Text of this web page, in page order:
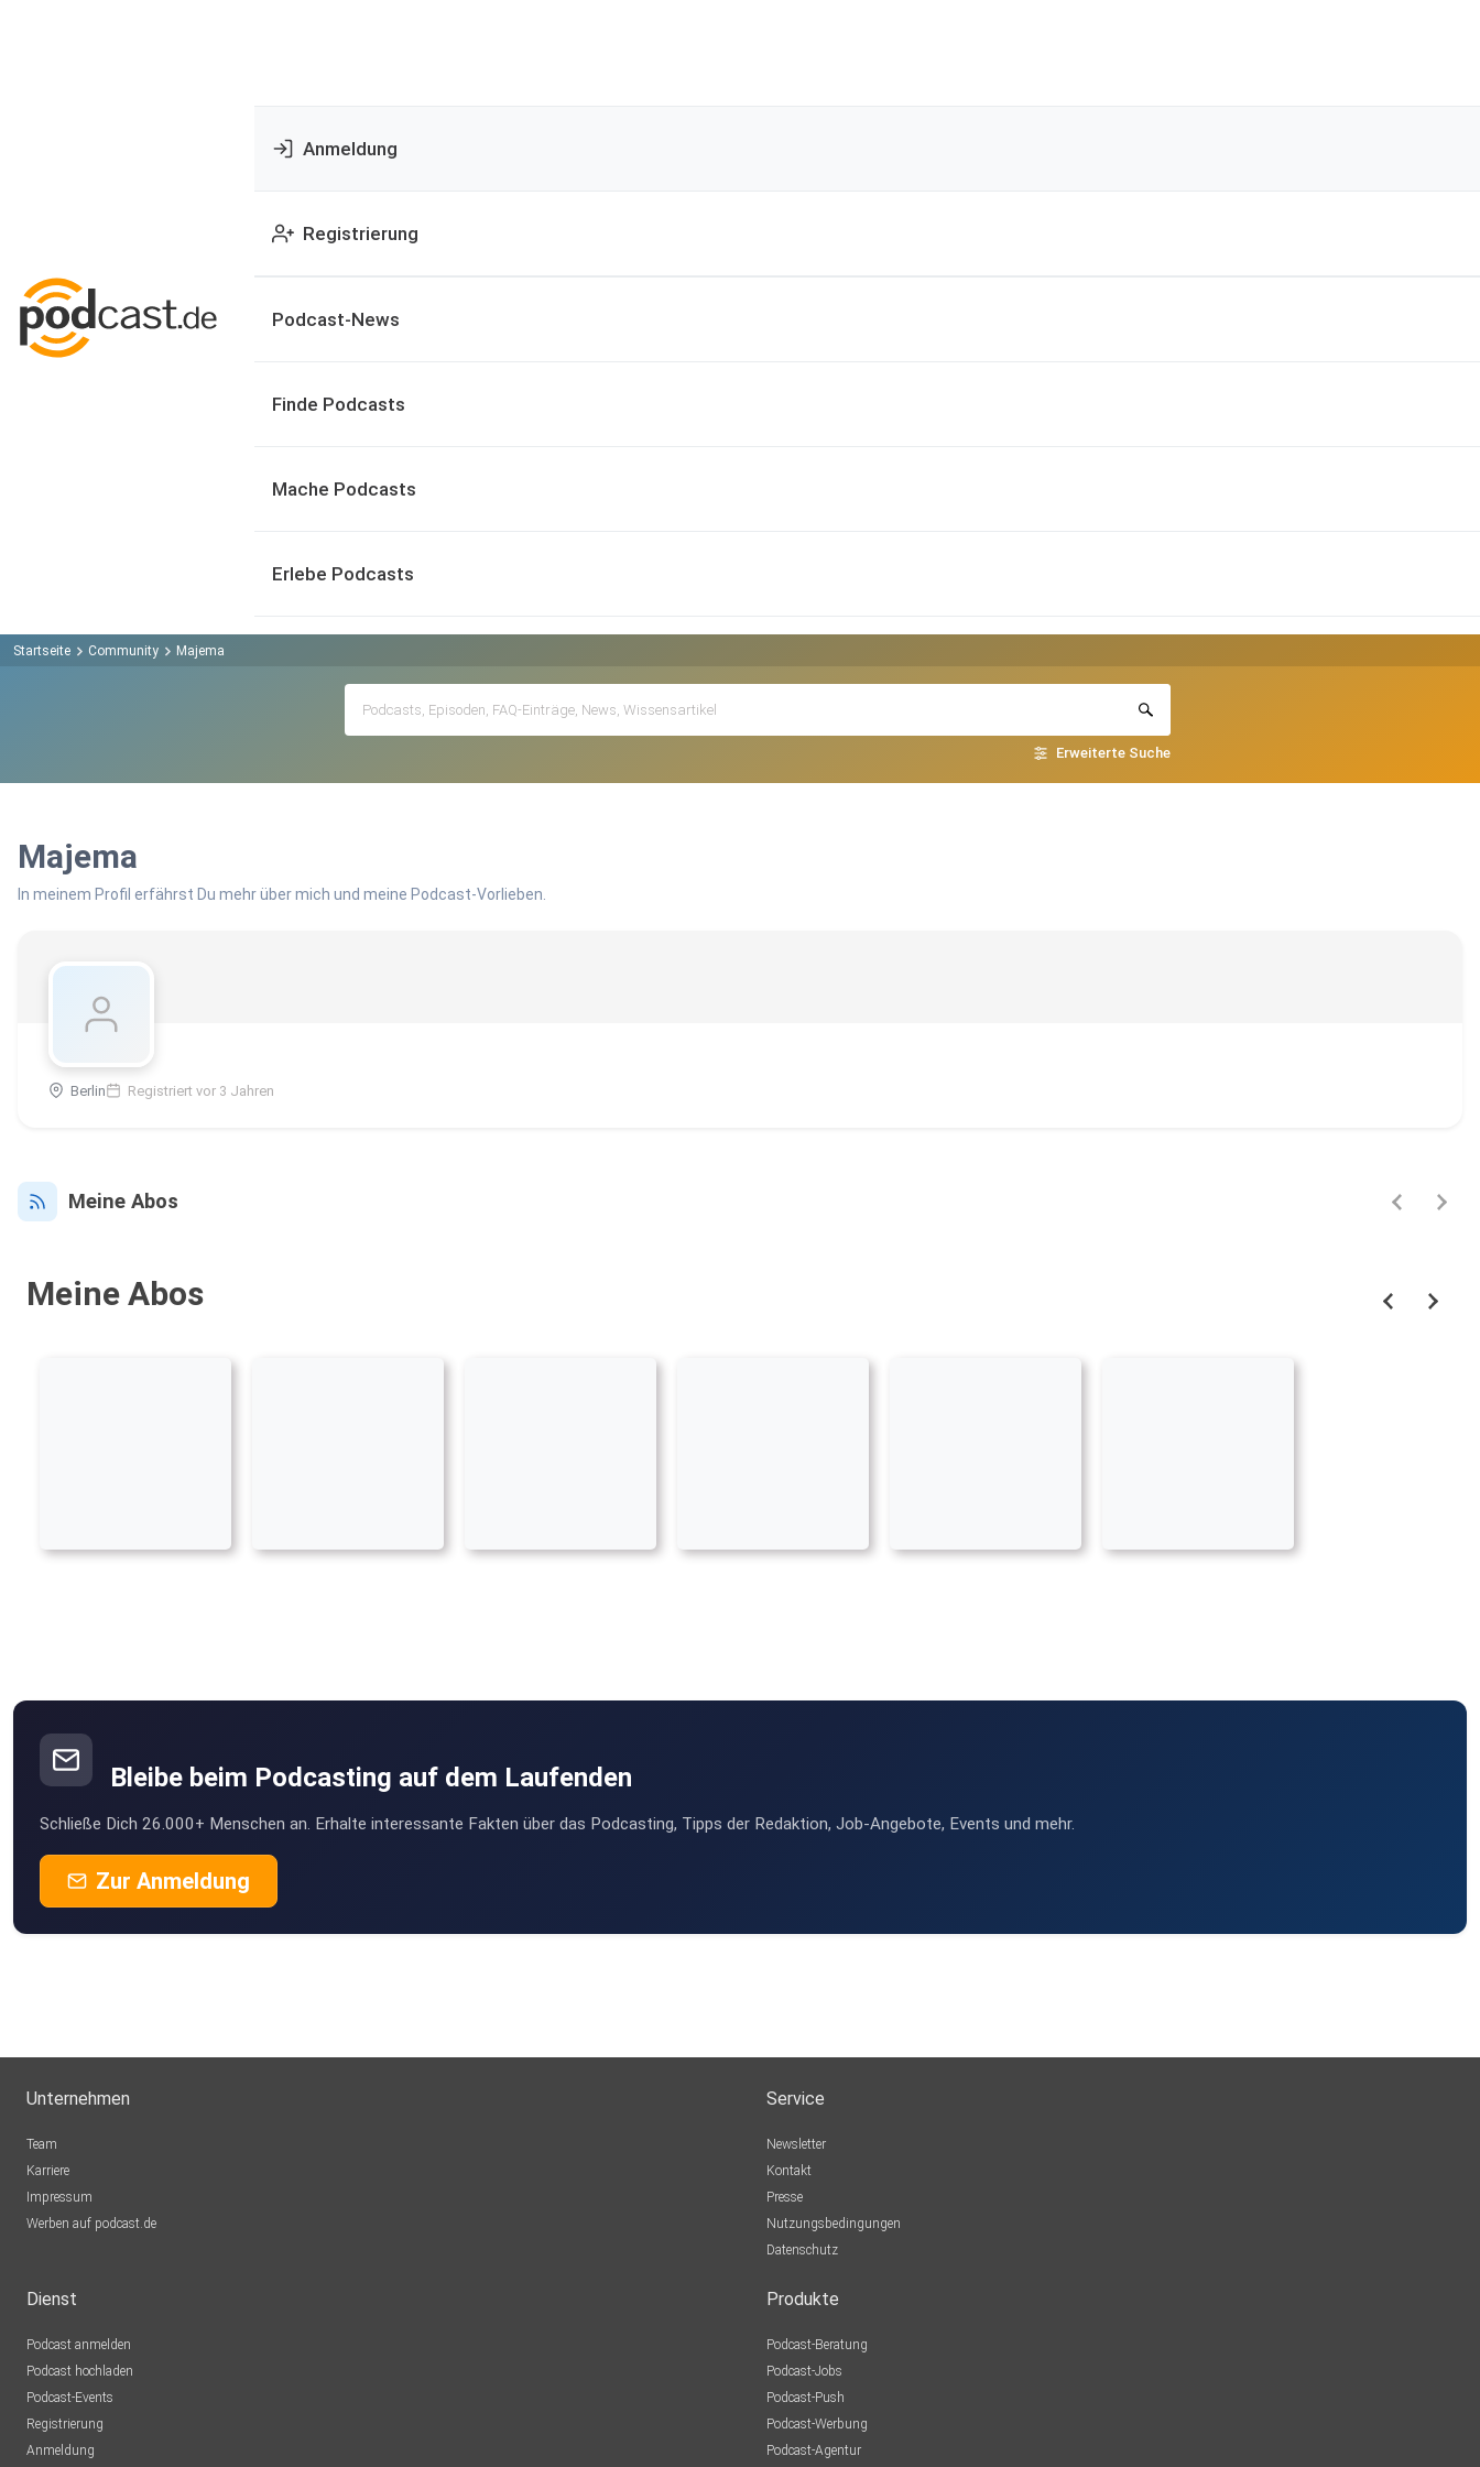
Anmeldung
Registrierung
Podcast-News
Finde Podcasts
Mache Podcasts
Erlebe Podcasts
Startseite Community Majema
Erweiterte Suche
Majema
In meinem Profil erfährst Du mehr über mich und meine Podcast-Vorlieben.
Berlin Registriert vor 3 Jahren
Meine Abos
Meine Abos
Bleibe beim Podcasting auf dem Laufenden
Schließe Dich 26.000+ Menschen an. Erhalte interessante Fakten über das Podcasting, Tipps der Redaktion, Job-Angebote, Events und mehr.
Zur Anmeldung
Unternehmen
Team
Karriere
Impressum
Werben auf podcast.de
Service
Newsletter
Kontakt
Presse
Nutzungsbedingungen
Datenschutz
Dienst
Podcast anmelden
Podcast hochladen
Podcast-Events
Registrierung
Anmeldung
Produkte
Podcast-Beratung
Podcast-Jobs
Podcast-Push
Podcast-Werbung
Podcast-Agentur